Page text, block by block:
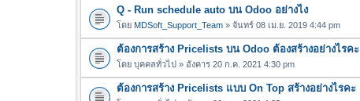
Q - Run schedule auto บน Odoo อย่างไง
โดย MDSoft_Support_Team » จันทร์ 08 เม.ย. 2019 4:44 pm
ต้องการสร้าง Pricelists บน Odoo ต้องสร้างอย่างไรคะ
โดย บุคคลทั่วไป » อังคาร 20 ก.ค. 2021 4:30 pm
ต้องการสร้าง Pricelists แบบ On Top สร้างอย่างไรคะ